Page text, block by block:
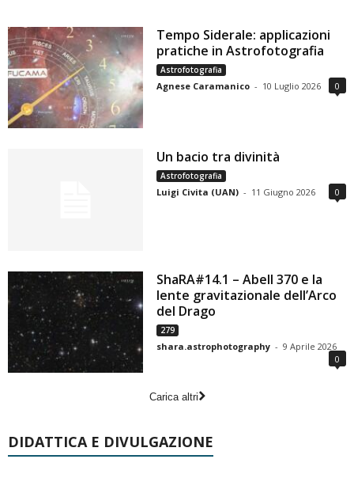
Tempo Siderale: applicazioni
pratiche in Astrofotografia
Astrofotografia
Agnese Caramanico - 10 Luglio 2026 0
Un bacio tra divinità
Astrofotografia
Luigi Civita (UAN) - 11 Giugno 2026 0
ShaRA#14.1 – Abell 370 e la
lente gravitazionale dell’Arco
del Drago
279
shara.astrophotography - 9 Aprile 2026
0
Carica altri
DIDATTICA E DIVULGAZIONE